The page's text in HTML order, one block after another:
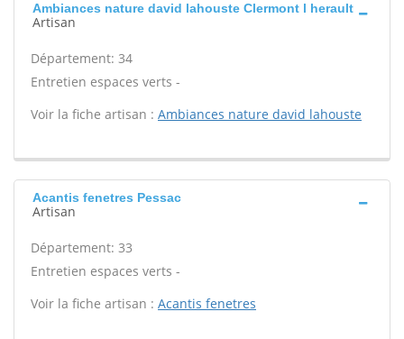
Ambiances nature david lahouste Clermont l herault
Artisan
Département: 34
Entretien espaces verts -
Voir la fiche artisan : Ambiances nature david lahouste
Acantis fenetres Pessac
Artisan
Département: 33
Entretien espaces verts -
Voir la fiche artisan : Acantis fenetres